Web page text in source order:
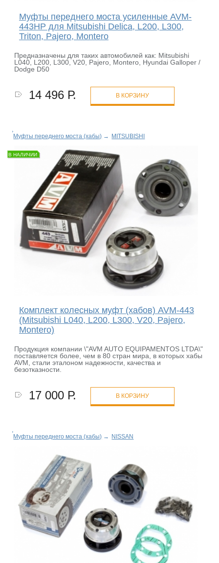
Муфты переднего моста усиленные AVM-
443HP для Mitsubishi Delica, L200, L300,
Triton, Pajero, Montero
Предназначены для таких автомобилей как: Mitsubishi
L040, L200, L300, V20, Pajero, Montero, Hyundai Galloper /
Dodge D50
14 496 Р. В КОРЗИНУ
Муфты переднего моста (хабы) → MITSUBISHI
В НАЛИЧИИ
Комплект колесных муфт (хабов) AVM-443
(Mitsubishi L040, L200, L300, V20, Pajero,
Montero)
Продукция компании \"AVM AUTO EQUIPAMENTOS LTDA\"
поставляется более, чем в 80 стран мира, в которых хабы
AVM, стали эталоном надежности, качества и
безотказности.
17 000 Р. В КОРЗИНУ
Муфты переднего моста (хабы) → NISSAN